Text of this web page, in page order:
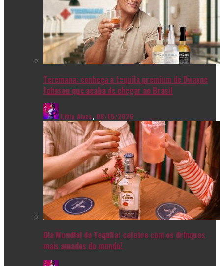
Teremana: conheça a tequila premium de Dwayne
Johnson que acaba de chegar ao Brasil
Livia Alves, 08/05/2026
Dia Mundial da Tequila: celebre com os drinques
mais amados do mundo!